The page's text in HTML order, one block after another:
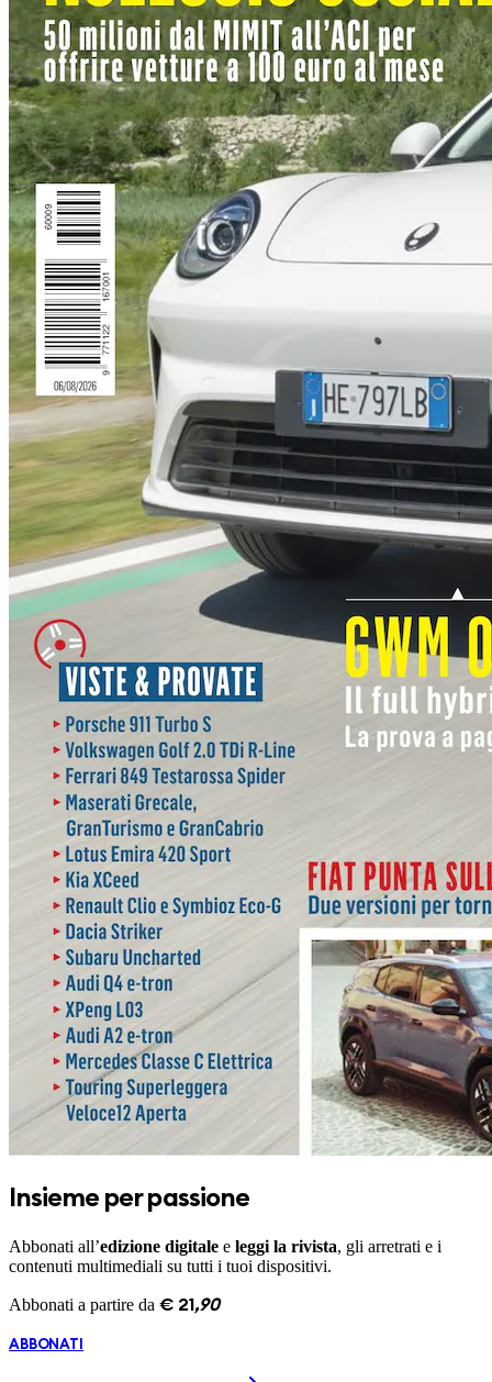
Insieme per passione
Abbonati all’edizione digitale e leggi la rivista, gli arretrati e i
contenuti multimediali su tutti i tuoi dispositivi.
Abbonati a partire da € 21 ,90
ABBONATI